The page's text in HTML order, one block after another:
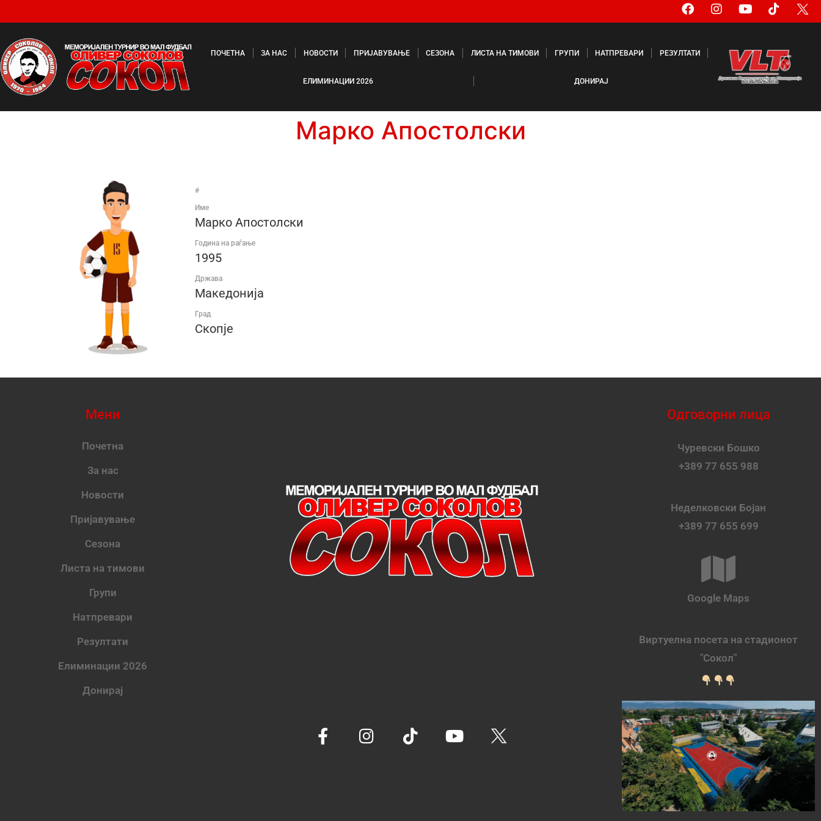
ПОЧЕТНА ЗА НАС НОВОСТИ ПРИЈАВУВАЊЕ СЕЗОНА ЛИСТА НА ТИМОВИ ГРУПИ НАТПРЕВАРИ РЕЗУЛТАТИ
ЕЛИМИНАЦИИ 2026 ДОНИРАЈ
Марко Апостолски
#
Име
Марко Апостолски
Година на раѓање
1995
Држава
Македонија
Град
Скопје
Мени
Почетна
За нас
Новости
Пријавување
Сезона
Листа на тимови
Групи
Натпревари
Резултати
Елиминации 2026
Донирај
Одговорни лица
Чуревски Бошко
+389 77 655 988
Неделковски Бојан
+389 77 655 699
Google Maps
Виртуелна посета на стадионот
"Сокол"